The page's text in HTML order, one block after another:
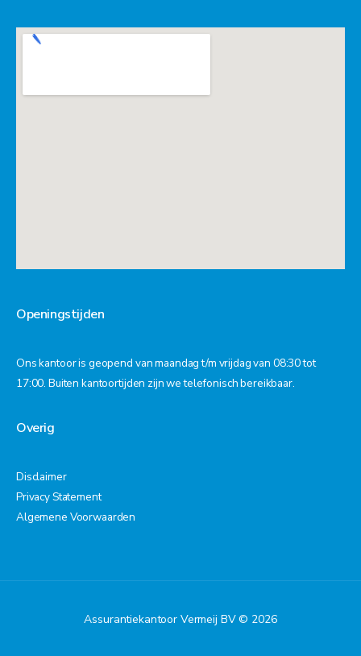
Openingstijden
Ons kantoor is geopend van maandag t/m vrijdag van 08:30 tot
17:00. Buiten kantoortijden zijn we telefonisch bereikbaar.
Overig
Disclaimer
Privacy Statement
Algemene Voorwaarden
Assurantiekantoor Vermeij BV © 2026